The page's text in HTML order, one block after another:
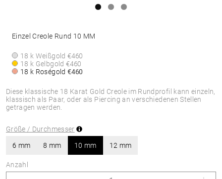
Diese klassische 18 Karat Gold Creole im Rundprofil kann einzeln,
klassisch als Paar, oder als Piercing an verschiedenen Stellen
getragen werden.
Einzel Creole Rund 10 MM
18 k Weißgold €460
18 k Gelbgold €460
18 k Roségold €460
Größe / Durchmesser
6 mm 8 mm 10 mm 12 mm
Anzahl